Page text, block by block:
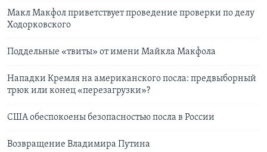
Макл Макфол приветствует проведение проверки по делу
Ходорковского
Поддельные «твиты» от имени Майкла Макфола
Нападки Кремля на американского посла: предвыборный
трюк или конец «перезагрузки»?
США обеспокоены безопасностью посла в России
Возвращение Владимира Путина